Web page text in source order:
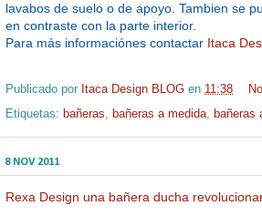
lavabos de suelo o de apoyo. Tambien se
en contraste con la parte interior.
Para más informaciónes contactar Itaca
Publicado por Itaca Design BLOG en 11:38
Etiquetas: bañeras, bañeras a medida, bañeras
8 NOV 2011
Rexa Design una bañera ducha